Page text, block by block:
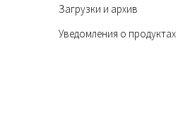
Загрузки и архив
Уведомления о продуктах